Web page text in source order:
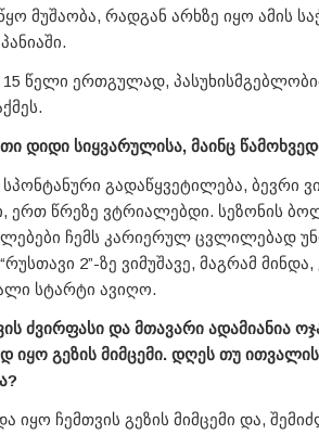
მუშაობა, რადგან არხზე იყო ამის
წელი ერთგულად,
დიდი სიყვარულისა, მაინც
სპონტანური გადაწყვეტილება,
ერთ წრეზე ვტრიალებდი. სეზონის
ჩემს კარიერულ ცვლილებად
2”-ზე ვიმუშავე, მაგრამ
სტარტი ავიღო.
ძვირფასი და მთავარი ადამიანია
იყო გეზის მიმცემი. დღეს თუ
იყო ჩემთვის გეზის მიმცემი და,